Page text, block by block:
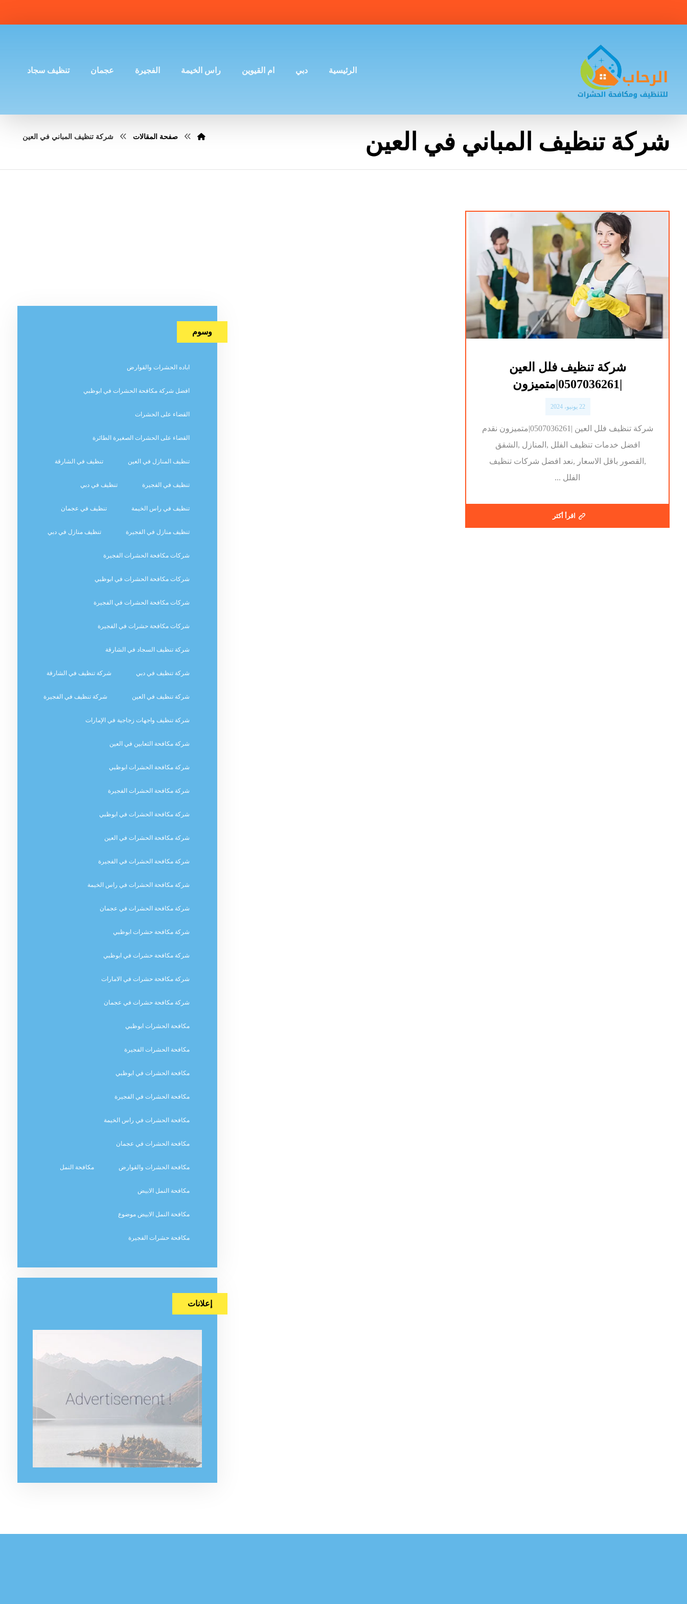
الرئيسية دبي ام القيوين راس الخيمة الفجيرة عجمان تنظيف سجاد
شركة تنظيف المباني في العين صفحة المقالات شركة تنظيف المباني في العين
شركة تنظيف فلل العين
22 يونيو، 2024
شركة تنظيف فلل العين |0507036261|متميزون نقدم
افضل خدمات تنظيف الفلل ,المنازل ,الشقق
,القصور باقل الاسعار ,نعد افضل شركات تنظيف
الفلل ...
اقرأ أكثر
وسوم
اباده الحشرات والقوارض
افضل شركة مكافحة الحشرات في ابوظبي
القضاء على الحشرات
القضاء على الحشرات الصغيرة الطائرة
تنظيف المنازل في العين تنظيف في الشارقة
تنظيف في الفجيرة تنظيف في دبي
تنظيف في راس الخيمة تنظيف في عجمان
تنظيف منازل في الفجيرة تنظيف منازل في دبي
شركات مكافحة الحشرات الفجيرة
شركات مكافحة الحشرات في ابوظبي
شركات مكافحة الحشرات في الفجيرة
شركات مكافحة حشرات في الفجيرة
شركة تنظيف السجاد في الشارقة
شركة تنظيف في دبي شركة تنظيف في الشارقة
شركة تنظيف في العين شركة تنظيف في الفجيرة
شركة تنظيف واجهات زجاجية في الإمارات
شركة مكافحة الثعابين في العين
شركة مكافحة الحشرات ابوظبي
شركة مكافحة الحشرات الفجيرة
شركة مكافحة الحشرات في ابوظبي
شركة مكافحة الحشرات في العين
شركة مكافحة الحشرات في الفجيرة
شركة مكافحة الحشرات في راس الخيمة
شركة مكافحة الحشرات في عجمان
شركة مكافحة حشرات ابوظبي
شركة مكافحة حشرات في ابوظبي
شركة مكافحة حشرات في الامارات
شركة مكافحة حشرات في عجمان
مكافحة الحشرات ابوظبي
مكافحة الحشرات الفجيرة
مكافحة الحشرات في ابوظبي
مكافحة الحشرات في الفجيرة
مكافحة الحشرات في راس الخيمة
مكافحة الحشرات في عجمان
مكافحة الحشرات والقوارض مكافحة النمل
مكافحة النمل الابيض
مكافحة النمل الابيض موضوع
مكافحة حشرات الفجيرة
إعلانات